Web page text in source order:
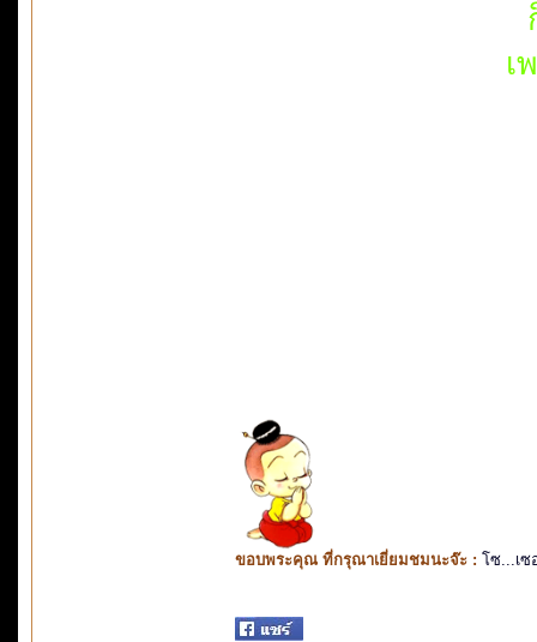
เ
ขอบพระคุณ ที่กรุณาเยี่ยมชมนะจ๊ะ : โซ...เซ